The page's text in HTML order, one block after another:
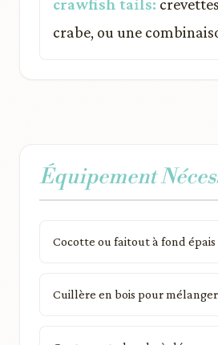
crawfish tails:
crabe, ou une
Équipement
Cocotte ou faitout à fond épais
Cuillère en bois pour mélanger